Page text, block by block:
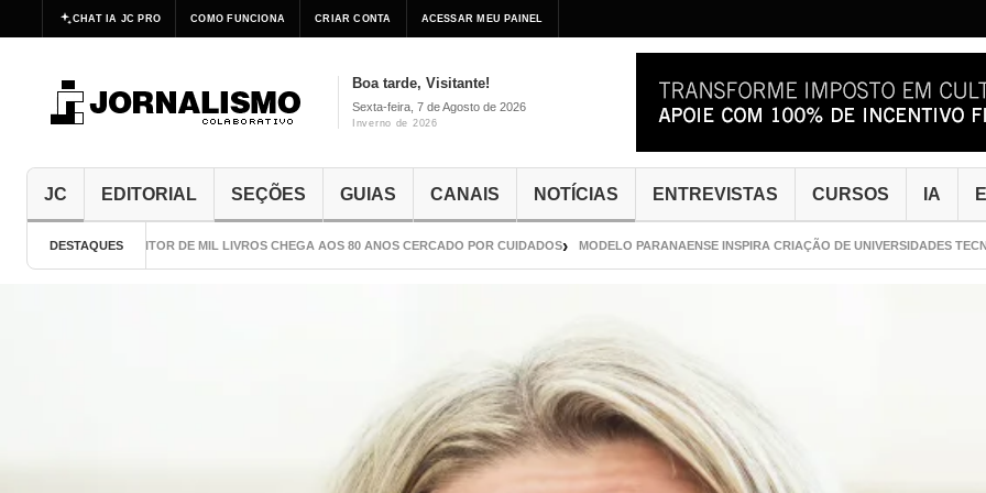
CHAT IA JC PRO COMO FUNCIONA CRIAR CONTA ACESSAR MEU PAINEL
Boa tarde, Visitante!
Sexta-feira, 7 de Agosto de 2026
Inverno de 2026
JC EDITORIAL SEÇÕES GUIAS CANAIS NOTÍCIAS ENTREVISTAS CURSOS IA
DESTAQUES
O ESCRITOR DE MIL LIVROS CHEGA AOS 80 ANOS CERCADO POR CUIDADOS MODELO PARANAENSE INSPIRA CRIAÇÃO DE UNIVERSIDADES